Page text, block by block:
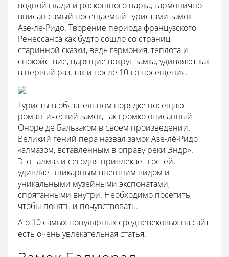
водной глади и роскошного парка, гармонично
вписан самый посещаемый туристами замок -
Азе-лё-Ридо. Творение периода французского
Ренессанса как будто сошло со страниц
старинной сказки, ведь гармония, теплота и
спокойствие, царящие вокруг замка, удивляют как
в первый раз, так и после 10-го посещения.
Туристы в обязательном порядке посещают
романтический замок, так громко описанный
Оноре де Бальзаком в своём произведении.
Великий гений пера назвал замок Азе-лё-Ридо
«алмазом, вставленным в оправу реки Эндр».
Этот алмаз и сегодня привлекает гостей,
удивляет шикарным внешним видом и
уникальными музейными экспонатами,
спрятанными внутри. Необходимо посетить,
чтобы понять и почувствовать.
А о 10 самых популярных средневековых на сайт
есть очень увлекательная статья.